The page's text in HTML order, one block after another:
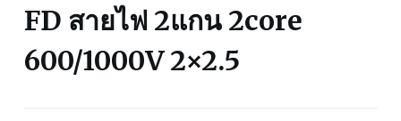
FD สายไฟ 2แกน 2core
600/1000V 2×2.5